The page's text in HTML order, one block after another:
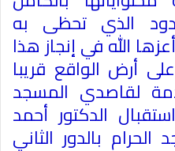
الذي تحظى به
الله في إنجاز هذا
على أرض الواقع قريبا
لقاصدي المسجد
الدكتور أحمد
بالدور الثاني